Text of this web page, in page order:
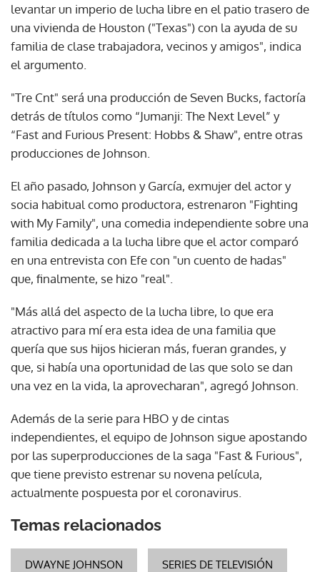
levantar un imperio de lucha libre en el patio trasero de
una vivienda de Houston ("Texas") con la ayuda de su
familia de clase trabajadora, vecinos y amigos", indica
el argumento.
"Tre Cnt" será una producción de Seven Bucks, factoría
detrás de títulos como “Jumanji: The Next Level” y
“Fast and Furious Present: Hobbs & Shaw", entre otras
producciones de Johnson.
El año pasado, Johnson y García, exmujer del actor y
socia habitual como productora, estrenaron "Fighting
with My Family", una comedia independiente sobre una
familia dedicada a la lucha libre que el actor comparó
en una entrevista con Efe con "un cuento de hadas"
que, finalmente, se hizo "real".
"Más allá del aspecto de la lucha libre, lo que era
atractivo para mí era esta idea de una familia que
quería que sus hijos hicieran más, fueran grandes, y
que, si había una oportunidad de las que solo se dan
una vez en la vida, la aprovecharan", agregó Johnson.
Además de la serie para HBO y de cintas
independientes, el equipo de Johnson sigue apostando
por las superproducciones de la saga "Fast & Furious",
que tiene previsto estrenar su novena película,
actualmente pospuesta por el coronavirus.
Temas relacionados
DWAYNE JOHNSON SERIES DE TELEVISIÓN